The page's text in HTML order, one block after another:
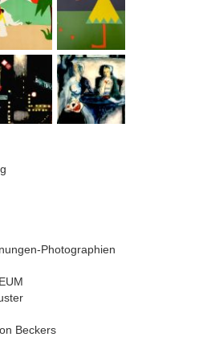
Photographien
Beckers